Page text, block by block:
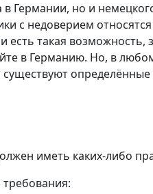
Германии, но и
с недоверием
такая возможность,
в Германию. Но, в
определённые
иметь каких-либо